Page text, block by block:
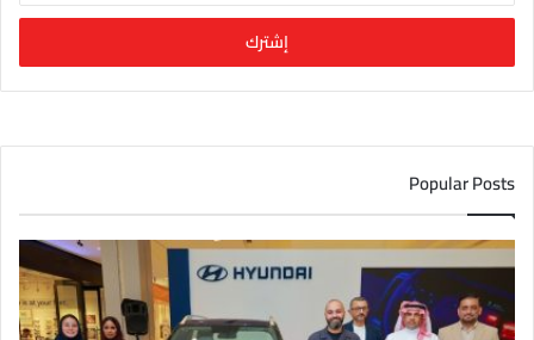
خ
ب
ر
د
ا
ل
إ
ل
ك
ت
Popular Posts